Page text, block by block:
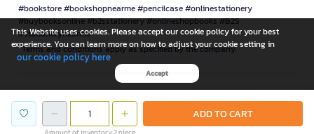
ADD TO CART
#bookstore #bookshopnearme #pencilcase #onlinestationery
#buybooksonline #b2sstationery #onlineshopbooks #B2S
#stationerynearme
*Terms and conditions apply as specified by the company.
is a company operating under
This Website uses cookies. Please accept our cookie policy for your best
experience. You can learn more on how to adjust your cookie setting in
our cookie policy here
Accept